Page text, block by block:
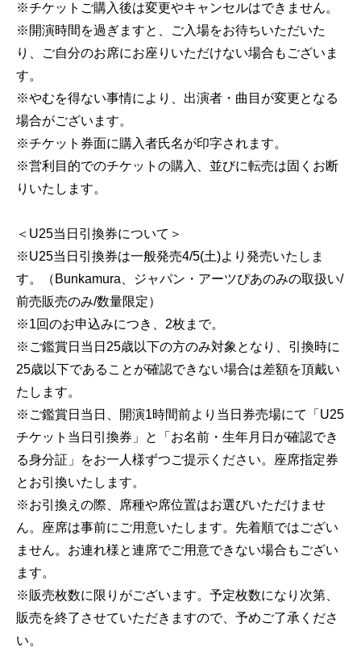
※チケットご購入後は変更やキャンセルはできません。
※開演時間を過ぎますと、ご入場をお待ちいただいた
り、ご自分のお席にお座りいただけない場合もございま
す。
※やむを得ない事情により、出演者・曲目が変更となる
場合がございます。
※チケット券面に購入者氏名が印字されます。
※営利目的でのチケットの購入、並びに転売は固くお断
りいたします。
＜U25当日引換券について＞
※U25当日引換券は一般発売4/5(土)より発売いたしま
す。（Bunkamura、ジャパン・アーツぴあのみの取扱い/
前売販売のみ/数量限定）
※1回のお申込みにつき、2枚まで。
※ご鑑賞日当日25歳以下の方のみ対象となり、引換時に
25歳以下であることが確認できない場合は差額を頂戴い
たします。
※ご鑑賞日当日、開演1時間前より当日券売場にて「U25
チケット当日引換券」と「お名前・生年月日が確認でき
る身分証」をお一人様ずつご提示ください。座席指定券
とお引換いたします。
※お引換えの際、席種や席位置はお選びいただけませ
ん。座席は事前にご用意いたします。先着順ではござい
ません。お連れ様と連席でご用意できない場合もござい
ます。
※販売枚数に限りがございます。予定枚数になり次第、
販売を終了させていただきますので、予めご了承くださ
い。